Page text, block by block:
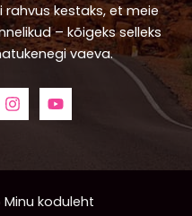
kestaks, et meie
– kõigeks selleks
vaeva.
koduleht